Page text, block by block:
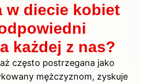
w diecie kobiet
każdej z nas?
często postrzegana jako
mężczyznom, zyskuje